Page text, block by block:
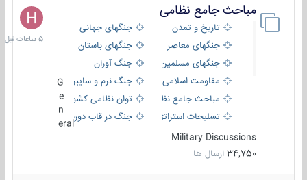
مباحث جامع نظامی
تاریخ و تمدن
جنگهای جهانی
جنگهای معاصر
جنگهای باستان
جنگهای مسلمین
جنگ آوران
مقاومت اسلامی
جنگ نرم و سایبری
مباحث جامع نظامی
توان نظامی کشورها
تسلیحات استراتژیک
جنگ در قاب دوربین
eral
Military Discussions
34,750 ارسال ها
5
ساعات
قبل